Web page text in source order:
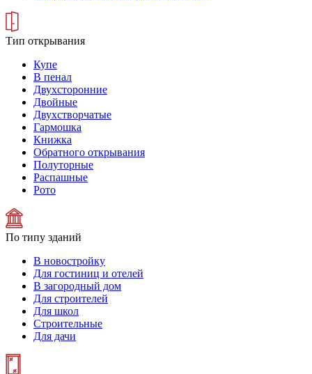
Тип открывания
Купе
В пенал
Двухсторонние
Двойные
Двухстворчатые
Гармошка
Книжка
Обратного открывания
Полуторные
Распашные
Рото
По типу зданий
В новостройку
Для гостиниц и отелей
В загородный дом
Для строителей
Для школ
Строительные
Для дачи